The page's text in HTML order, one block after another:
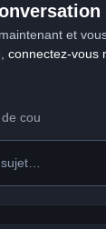
et
connectez-vous